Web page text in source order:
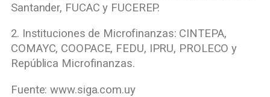
Santander, FUCAC y FUCEREP.
2. Instituciones de Microfinanzas: CINTEPA,
COMAYC, COOPACE, FEDU, IPRU, PROLECO y
República Microfinanzas.
Fuente: www.siga.com.uy